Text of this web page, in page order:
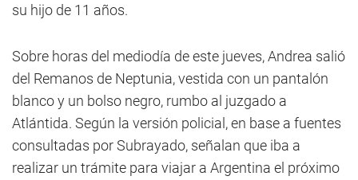
su hijo de 11 años.
Sobre horas del mediodía de este jueves, Andrea salió
del Remanos de Neptunia, vestida con un pantalón
blanco y un bolso negro, rumbo al juzgado a
Atlántida. Según la versión policial, en base a fuentes
consultadas por Subrayado, señalan que iba a
realizar un trámite para viajar a Argentina el próximo